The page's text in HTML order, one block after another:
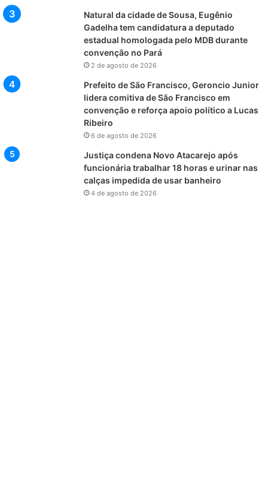
Natural da cidade de Sousa, Eugênio
Gadelha tem candidatura a deputado
estadual homologada pelo MDB durante
convenção no Pará
2 de agosto de 2026
Prefeito de São Francisco, Geroncio Junior
lidera comitiva de São Francisco em
convenção e reforça apoio político a Lucas
Ribeiro
6 de agosto de 2026
Justiça condena Novo Atacarejo após
funcionária trabalhar 18 horas e urinar nas
calças impedida de usar banheiro
4 de agosto de 2026